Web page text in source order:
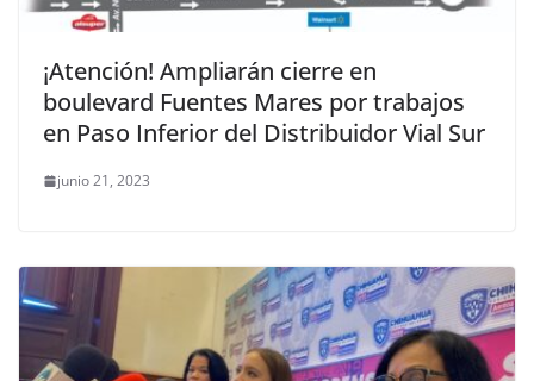
¡Atención! Ampliarán cierre en
boulevard Fuentes Mares por trabajos
en Paso Inferior del Distribuidor Vial Sur
junio 21, 2023